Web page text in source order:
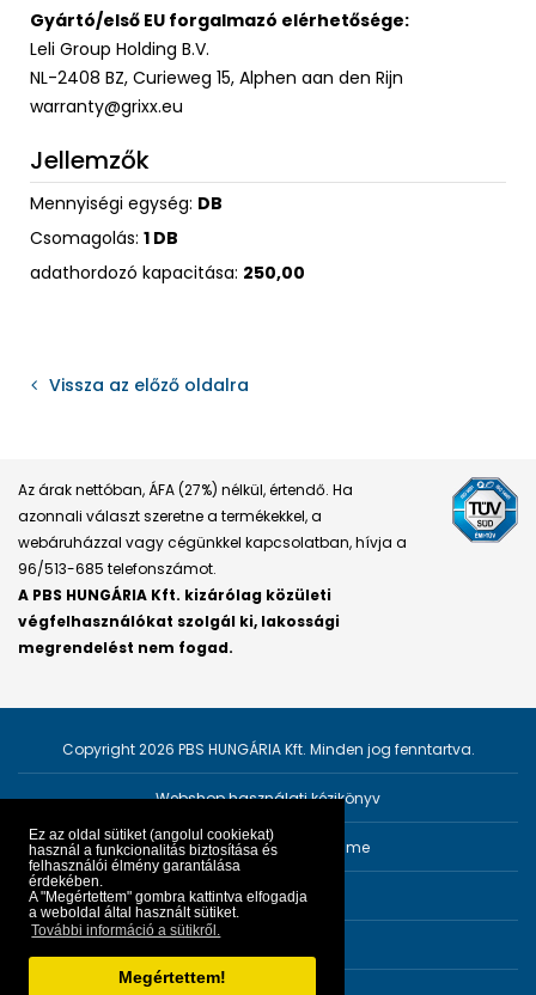
Ez az oldal sütiket (angolul cookiekat)
használ a funkcionalitás biztosítása és
felhasználói élmény garantálása
érdekében.
A "Megértettem" gombra kattintva elfogadja
a weboldal által használt sütiket.
További információ a sütikről.
Megértettem!
Gyártó/első EU forgalmazó elérhetősége:
Leli Group Holding B.V.
NL-2408 BZ, Curieweg 15, Alphen aan den Rijn
warranty@grixx.eu
Jellemzők
Mennyiségi egység: DB
Csomagolás: 1 DB
adathordozó kapacitása: 250,00
Vissza az előző oldalra
Az árak nettóban, ÁFA (27%) nélkül, értendő. Ha
azonnali választ szeretne a termékekkel, a
webáruházzal vagy cégünkkel kapcsolatban, hívja a
96/513-685 telefonszámot.
A PBS HUNGÁRIA Kft. kizárólag közületi
végfelhasználókat szolgál ki, lakossági
megrendelést nem fogad.
Copyright 2026 PBS HUNGÁRIA Kft. Minden jog fenntartva.
Webshop használati kézikönyv
Személyes adatok védelme
Impresszum